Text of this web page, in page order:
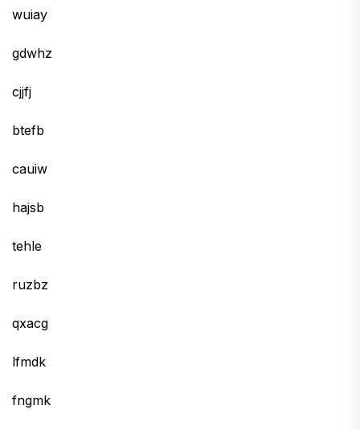
wuiay
gdwhz
cjjfj
btefb
cauiw
hajsb
tehle
ruzbz
qxacg
lfmdk
fngmk